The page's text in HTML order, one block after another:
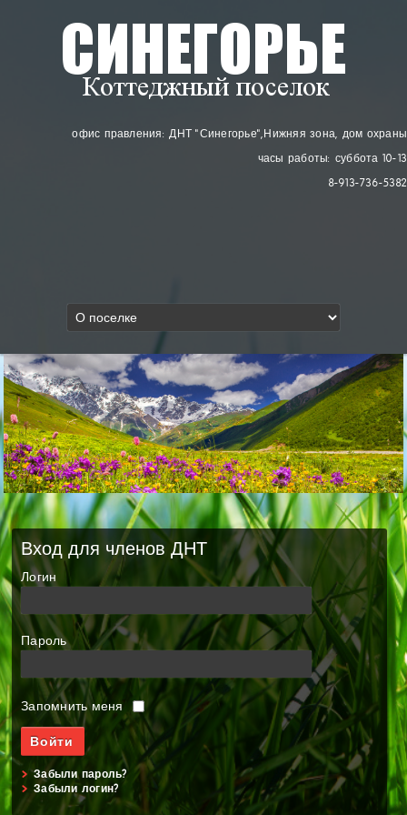
офис правления: ДНТ "Синегорье", Нижняя зона, дом охраны
часы работы: суббота 10-13
8-913-736-5382
Вход для членов ДНТ
Логин
Пароль
Запомнить меня
Забыли пароль?
Забыли логин?